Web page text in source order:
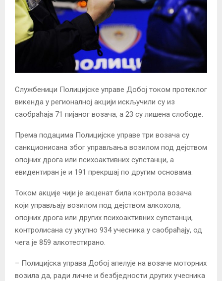
Службеници Полицијске управе Добој током протеклог
викенда у регионалној акцији искључили су из
саобраћаја 71 пијаног возача, а 23 су лишена слободе.
Према подацима Полицијске управе три возача су
санкционисана због управљања возилом под дејством
опојних дрога или психоактивних супстанци, а
евидентиран је и 191 прекршај по другим основама.
Током акције чији је акценат била контрола возача
који управљају возилом под дејством алкохола,
опојних дрога или других психоактивних супстанци,
контролисана су укупно 934 учесника у саобраћају, од
чега је 859 алкотестирано.
– Полицијска управа Добој апелује на возаче моторних
возила да, ради личне и безбједности других учесника